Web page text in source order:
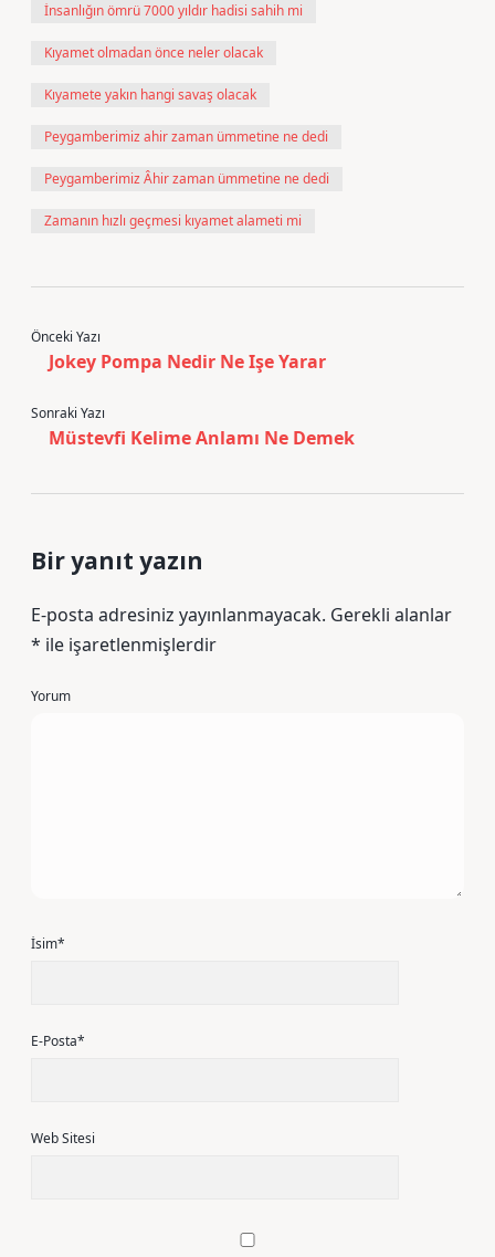
İnsanlığın ömrü 7000 yıldır hadisi sahih mi
Kıyamet olmadan önce neler olacak
Kıyamete yakın hangi savaş olacak
Peygamberimiz ahir zaman ümmetine ne dedi
Peygamberimiz Âhir zaman ümmetine ne dedi
Zamanın hızlı geçmesi kıyamet alameti mi
Önceki Yazı
Jokey Pompa Nedir Ne Işe Yarar
Sonraki Yazı
Müstevfi Kelime Anlamı Ne Demek
Bir yanıt yazın
E-posta adresiniz yayınlanmayacak. Gerekli alanlar
* ile işaretlenmişlerdir
Yorum
İsim*
E-Posta*
Web Sitesi